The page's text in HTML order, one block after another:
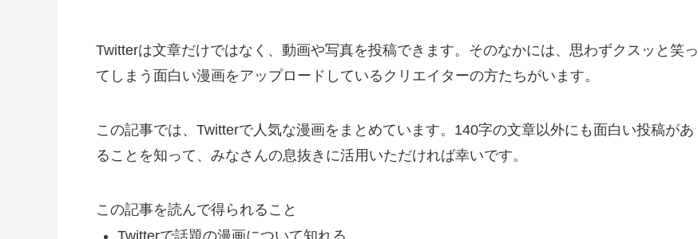
Twitterは文章だけではなく、動画や写真を投稿できます。そのなかには、思わずクスッと笑っ
てしまう面白い漫画をアップロードしているクリエイターの方たちがいます。
この記事では、Twitterで人気な漫画をまとめています。140字の文章以外にも面白い投稿があ
ることを知って、みなさんの息抜きに活用いただければ幸いです。
この記事を読んで得られること
Twitterで話題の漫画について知れる